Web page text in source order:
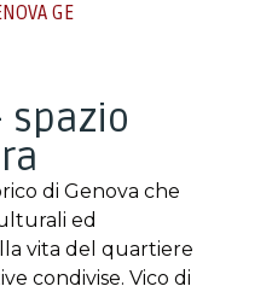
GE
spazio
di Genova che
ed
vita del quartiere
condivise. Vico di